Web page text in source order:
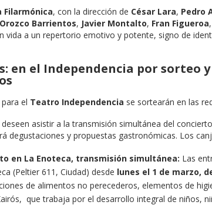
Filarmónica, con la dirección de César Lara, Pedro
Orozco Barrientos, Javier Montalto, Fran Figueroa,
vida a un repertorio emotivo y potente, signo de
en el Independencia por sorteo
el Teatro Independencia se sortearán en las
deseen asistir a la transmisión simultánea del
degustaciones y propuestas gastronómicas. Los
en La Enoteca, transmisión simultánea: Las
(Peltier 611, Ciudad) desde lunes el 1 de marzo,
de alimentos no perecederos, elementos de
que trabaja por el desarrollo integral de niños,